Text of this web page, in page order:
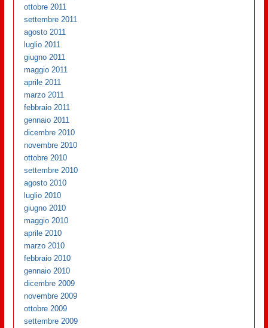
ottobre 2011
settembre 2011
agosto 2011
luglio 2011
giugno 2011
maggio 2011
aprile 2011
marzo 2011
febbraio 2011
gennaio 2011
dicembre 2010
novembre 2010
ottobre 2010
settembre 2010
agosto 2010
luglio 2010
giugno 2010
maggio 2010
aprile 2010
marzo 2010
febbraio 2010
gennaio 2010
dicembre 2009
novembre 2009
ottobre 2009
settembre 2009